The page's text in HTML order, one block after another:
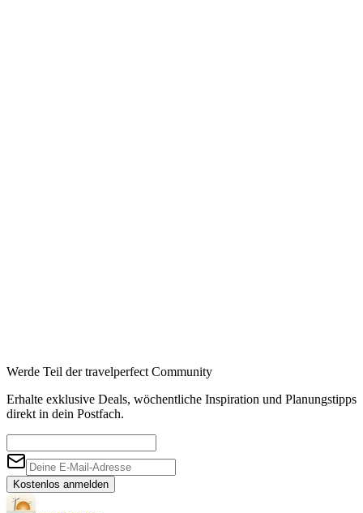
Werde Teil der travelperfect Community
Erhalte exklusive Deals, wöchentliche Inspiration und Planungstipps
direkt in dein Postfach.
Kostenlos anmelden